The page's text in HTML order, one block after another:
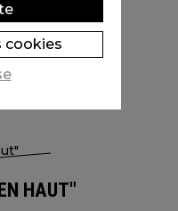
TROIN
HAUT"
cookies